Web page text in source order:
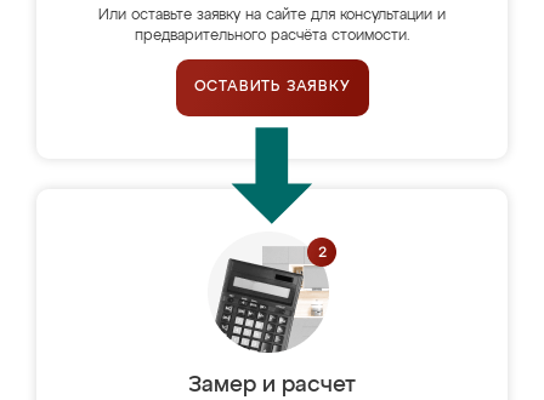
Или оставьте заявку на сайте для консультации и
предварительного расчёта стоимости.
ОСТАВИТЬ ЗАЯВКУ
Замер и расчет